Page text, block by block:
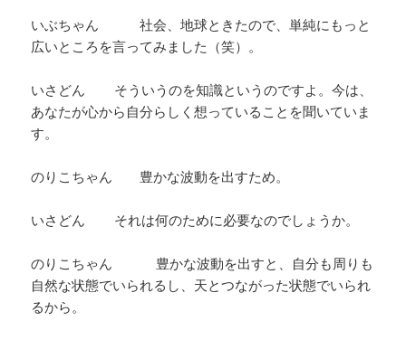
いぶちゃん 社会、地球ときたので、単純にもっと
広いところを言ってみました（笑）。
いさどん そういうのを知識というのですよ。今は、
あなたが心から自分らしく想っていることを聞いていま
す。
のりこちゃん 豊かな波動を出すため。
いさどん それは何のために必要なのでしょうか。
のりこちゃん 豊かな波動を出すと、自分も周りも
自然な状態でいられるし、天とつながった状態でいられ
るから。